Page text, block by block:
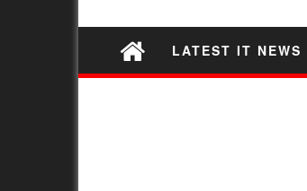
LATEST IT NEWS